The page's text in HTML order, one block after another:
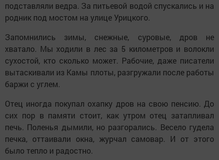
подставляли ведра. За питьевой водой спускались и на
родник под мос­том на улице Урицкого.
Запомнились зимы, снежные, суровые, дров не
хватало. Мы ходили в лес за 5 километров и волокли
сухостой, кто сколько может. Рабочие, даже писатели
вытаскивали из Камы плоты, разгружали после работы
баржи с углем.
Отец иногда покупал охапку дров на свою пенсию. До
сих пор в памяти стоит, как утром отец затапливал
печь. Поленья дымили, но разгорались. Весело гудела
печка, оттаивали окна, журчал самовар. И от этого
было тепло и радостно.